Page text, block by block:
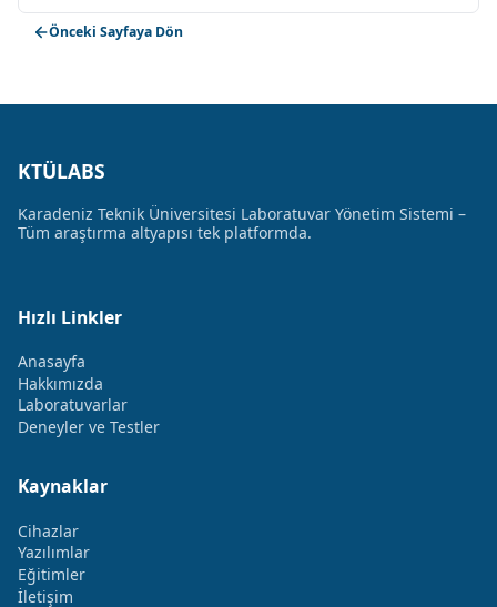
Önceki Sayfaya Dön
KTÜLABS
Karadeniz Teknik Üniversitesi Laboratuvar Yönetim Sistemi –
Tüm araştırma altyapısı tek platformda.
Hızlı Linkler
Anasayfa
Hakkımızda
Laboratuvarlar
Deneyler ve Testler
Kaynaklar
Cihazlar
Yazılımlar
Eğitimler
İletişim